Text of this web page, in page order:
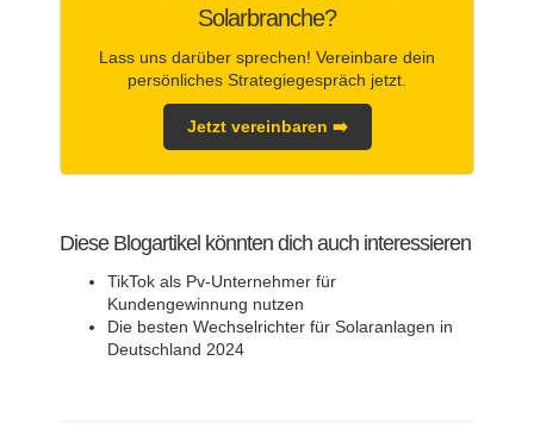
Solarbranche?
Lass uns darüber sprechen! Vereinbare dein
persönliches Strategiegespräch jetzt.
Jetzt vereinbaren ➡️
Diese Blogartikel könnten dich auch interessieren
TikTok als Pv-Unternehmer für
Kundengewinnung nutzen
Die besten Wechselrichter für Solaranlagen in
Deutschland 2024